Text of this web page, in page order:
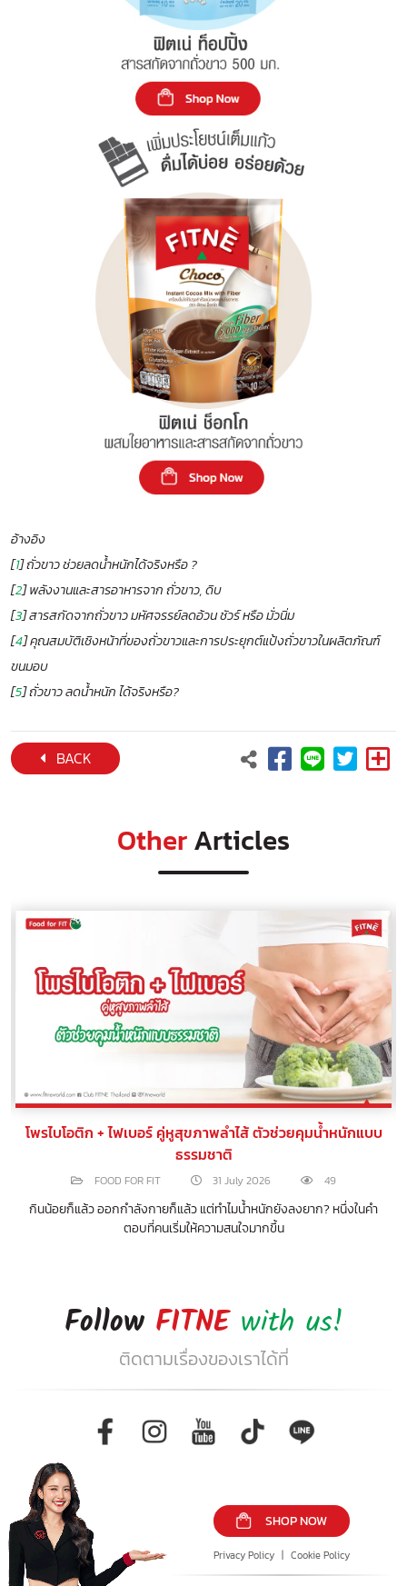
อ้างอิง
[1] ถั่วขาว ช่วยลดน้ำหนักได้จริงหรือ ?
[2] พลังงานและสารอาหารจาก ถั่วขาว, ดิบ
[3] สารสกัดจากถั่วขาว มหัศจรรย์ลดอ้วน ชัวร์ หรือ มั่วนิ่ม
[4] คุณสมบัติเชิงหน้าที่ของถั่วขาวและการประยุกต์แป้งถั่วขาวในผลิตภัณฑ์
ขนมอบ
[5] ถั่วขาว ลดน้ำหนัก ได้จริงหรือ?
BACK
OtherArticles
โพรไบโอติก + ไฟเบอร์ คู่หูสุขภาพลำไส้ ตัวช่วยคุมน้ำหนักแบบ
ธรรมชาติ
FOOD FOR FIT 31 July 2026 49
กินน้อยก็แล้ว ออกกำลังกายก็แล้ว แต่ทำไมน้ำหนักยังลงยาก? หนึ่งในคำ
ตอบที่คนเริ่มให้ความสนใจมากขึ้น
Follow FITNE with us!
ติดตามเรื่องของเราได้ที่
SHOP NOW
Privacy Policy | Cookie Policy